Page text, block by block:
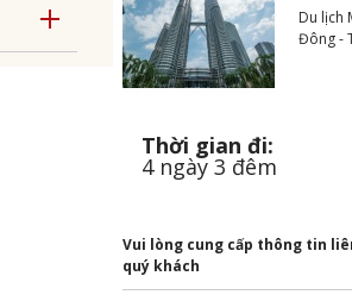
Du lịch
Đông -
Thời gian đi:
4 ngày 3 đêm
Vui lòng cung cấp thông tin
quý khách